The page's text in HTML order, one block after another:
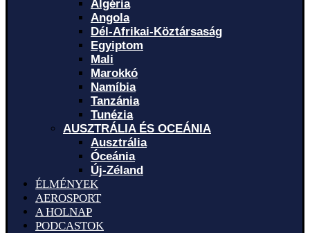
Algéria
Angola
Dél-Afrikai-Köztársaság
Egyiptom
Mali
Marokkó
Namíbia
Tanzánia
Tunézia
AUSZTRÁLIA ÉS OCEÁNIA
Ausztrália
Óceánia
Új-Zéland
ÉLMÉNYEK
AEROSPORT
A HOLNAP
PODCASTOK